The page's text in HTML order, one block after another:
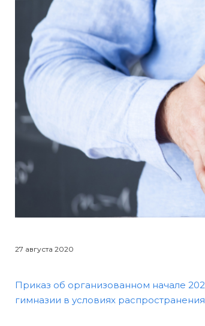
27 августа 2020
Приказ об организованном начале
гимназии в условиях